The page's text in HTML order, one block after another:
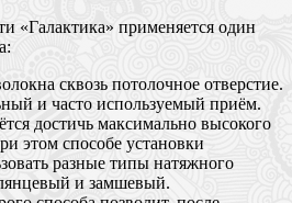
«Галактика» применяется один
сквозь потолочное отверстие.
и часто используемый приём.
достичь максимально высокого
этом способе установки
разные типы натяжного
и замшевый.